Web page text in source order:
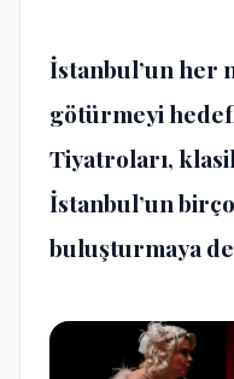
İstanbul’un her
götürmeyi
Tiyatroları,
İstanbul’un
buluşturmaya